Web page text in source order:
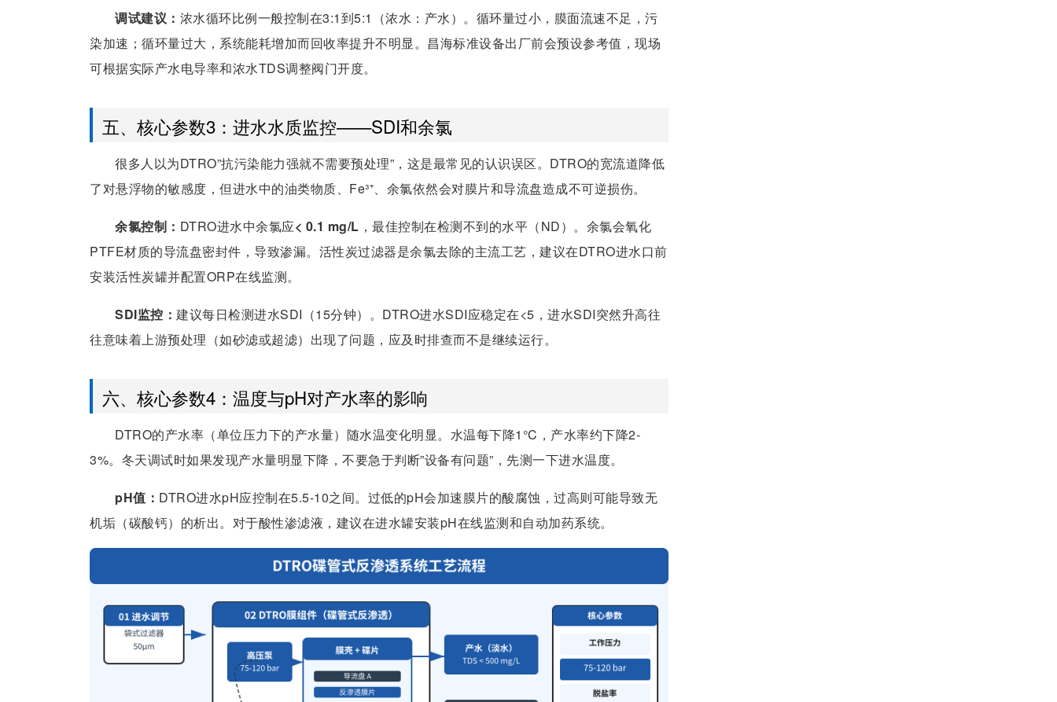
调试建议： 浓水循环比例一般控制在3:1到5:1（浓水：产水）。循环量过小，膜面流速不足，污
染加速；循环量过大，系统能耗增加而回收率提升不明显。昌海标准设备出厂前会预设参考值，现场
可根据实际产水电导率和浓水TDS调整阀门开度。
五、核心参数3：进水水质监控——SDI和余氯
很多人以为DTRO”抗污染能力强就不需要预处理”，这是最常见的认识误区。DTRO的宽流道降低
了对悬浮物的敏感度，但进水中的油类物质、Fe³⁺、余氯依然会对膜片和导流盘造成不可逆损伤。
余氯控制： DTRO进水中余氯应< 0.1 mg/L ，最佳控制在检测不到的水平（ND）。余氯会氧化
PTFE材质的导流盘密封件，导致渗漏。活性炭过滤器是余氯去除的主流工艺，建议在DTRO进水口前
安装活性炭罐并配置ORP在线监测。
SDI监控： 建议每日检测进水SDI（15分钟）。DTRO进水SDI应稳定在<5，进水SDI突然升高往
往意味着上游预处理（如砂滤或超滤）出现了问题，应及时排查而不是继续运行。
六、核心参数4：温度与pH对产水率的影响
DTRO的产水率（单位压力下的产水量）随水温变化明显。水温每下降1°C，产水率约下降2-
3%。冬天调试时如果发现产水量明显下降，不要急于判断”设备有问题”，先测一下进水温度。
pH值： DTRO进水pH应控制在5.5-10之间。过低的pH会加速膜片的酸腐蚀，过高则可能导致无
机垢（碳酸钙）的析出。对于酸性渗滤液，建议在进水罐安装pH在线监测和自动加药系统。